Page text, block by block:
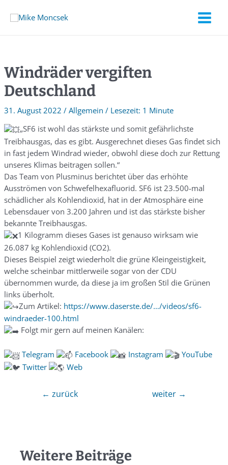
Windräder vergiften
Deutschland
31. August 2022 / Allgemein /
1 Minute
„SF6 ist wohl das stärkste und somit gefährlichste
Treibhausgas, das es gibt. Ausgerechnet dieses Gas findet sich
in fast jedem Windrad wieder, obwohl diese doch zur Rettung
unseres Klimas beitragen sollen.“
Das Team von Plusminus berichtet über das erhöhte
Ausströmen von Schwefelhexafluorid. SF6 ist 23.500-mal
schädlicher als Kohlendioxid, hat in der ⁠Atmosphäre⁠ eine
Lebensdauer von 3.200 Jahren und ist das stärkste bisher
bekannte Treibhausgas.
1 Kilogramm dieses Gases ist genauso wirksam wie
26.087 kg Kohlendioxid (CO2).
Dieses Beispiel zeigt wiederholt die grüne Kleingeistigkeit,
welche scheinbar mittlerweile sogar von der CDU
übernommen wurde, da diese ja im großen Stil die Grünen
links überholt.
Zum Artikel: https://www.daserste.de/…/videos/sf6-
windraeder-100.html
Folgt mir gern auf meinen Kanälen:
Telegram Facebook Instagram
YouTube
Twitter
Web
← zurück weiter →
Weitere Beiträge